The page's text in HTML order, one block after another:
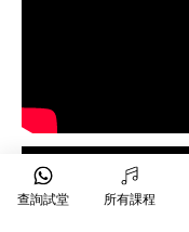
查詢試堂 所有課程